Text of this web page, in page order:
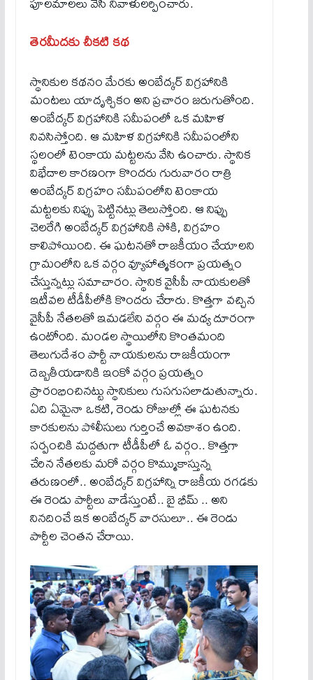
తెరమీదకు చీకటి కథ
స్థానికుల కథనం మేరకు అంబేద్కర్ విగ్రహానికి
మంటలు యాదృశ్చికం అని ప్రచారం జరుగుతోంది.
అంబేద్కర్ విగ్రహానికి సమీపంలో ఒక మహిళ
నివసిస్తోంది. ఆ మహిళ విగ్రహానికి సమీపంలోని
స్థలంలో టెంకాయ మట్టలను వేసి ఉంచారు. స్థానిక
విభేదాల కారణంగా కొందరు గురువారం రాత్రి
అంబేద్కర్ విగ్రహం సమీపంలోని టెంకాయ
మట్టలకు నిప్పు పెట్టినట్లు తెలుస్తోంది. ఆ నిప్పు
చెలరేగి అంబేద్కర్ విగ్రహానికి సోకి, విగ్రహం
కాలిపోయింది. ఈ ఘటనతో రాజకీయం చేయాలని
గ్రామంలోని ఒక వర్గం వ్యూహాత్మకంగా ప్రయత్నం
చేస్తున్నట్లు సమాచారం. స్థానిక వైసీపీ నాయకులతో
ఇటీవల టీడీపీలోకి కొందరు చేరారు. కొత్తగా వచ్చిన
వైసీపీ నేతలతో ఇమడలేని వర్గం ఈ మధ్య దూరంగా
ఉంటోంది. మండల స్థాయిలోని కొంతమంది
తెలుగుదేశం పార్టీ నాయకులను రాజకీయంగా
దెబ్బతీయడానికి ఇంకో వర్గం ప్రయత్నం
ప్రారంభించినట్టు స్థానికులు గుసగుసలాడుతున్నారు.
ఏది ఏమైనా ఒకటి, రెండు రోజుల్లో ఈ ఘటనకు
కారకులను పోలీసులు గుర్తించే అవకాశం ఉంది.
సర్పంచికి మద్దతుగా టీడీపీలో ఓ వర్గం.. కొత్తగా
చేరిన నేతలకు మరో వర్గం కొమ్ముకాస్తున్న
తరుణంలో.. అంబేద్కర్ విగ్రహాన్ని రాజకీయ రగడకు
ఈ రెండు పార్టీలు వాడేస్తుంటే.. బై భీమ్ .. అని
నినదించే ఇక అంబేద్కర్ వారసులూ.. ఈ రెండు
పార్టీల చెంతన చేరాయి.